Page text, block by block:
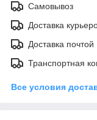
Самовывоз
Доставка
Доставка почтой
Транспортная
Все условия